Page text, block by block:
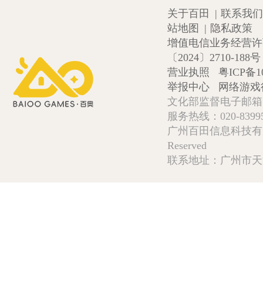
关于百田 | 联系我们
站地图
| 隐私政策
增值电信业务经营
〔2024〕2710-188号
营业执照
粤ICP备
举报中心
网络游
文化部监督电子邮
服务热线：020-
广州百田信息科技
Reserved
联系地址：广州市